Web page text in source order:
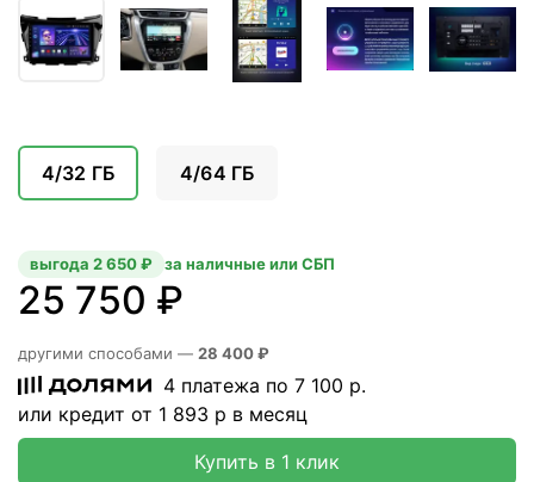
4/32 ГБ 4/64 ГБ
25 750 ₽
выгода 2 650 ₽ за наличные или СБП
другими способами — 28 400 ₽
4 платежа по 7 100 р.
или кредит от 1 893 р в месяц
Купить в 1 клик